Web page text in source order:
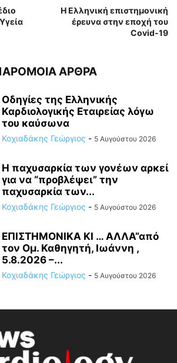
Η Ελληνική επιστημονική
έρευνα στην εποχή του
Covid-19
ΑΡΘΡΑ
Οδηγίες της Ελληνικής
Καρδιολογικής Εταιρείας λόγω
του καύσωνα
Κοχιαδάκης Γεώργιος - 5 Αυγούστου 2026
Η παχυσαρκία των γονέων αρκεί
για να “προβλέψει” την
παχυσαρκία των...
Κοχιαδάκης Γεώργιος - 5 Αυγούστου 2026
ΕΠΙΣΤΗΜΟΝΙΚΑ ΚΙ … ΑΛΛΑ”από
τον Ομ. Καθηγητή, Ιωάννη ,
5.8.2026 –...
Κοχιαδάκης Γεώργιος - 5 Αυγούστου 2026